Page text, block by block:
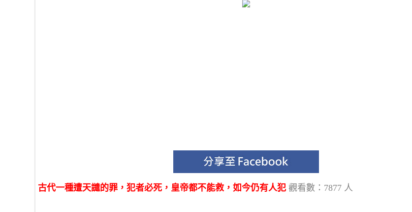
古代一種遭天譴的罪，犯者必死，皇帝都不能救，如今仍有人犯 觀看數：7877 人